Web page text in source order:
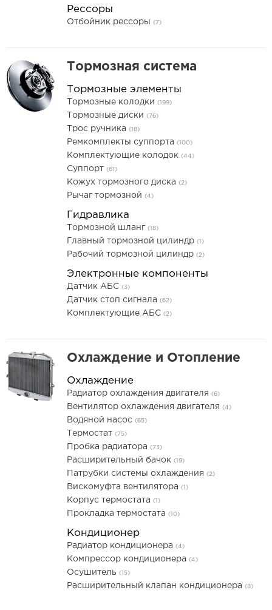
Рессоры
Отбойник рессоры (7)
Тормозная система
Тормозные элементы
Тормозные колодки (199)
Тормозные диски (76)
Трос ручника (18)
Ремкомплекты суппорта (100)
Комплектующие колодок (44)
Суппорт (61)
Кожух тормозного диска (2)
Рычаг тормозной (4)
Гидравлика
Тормозной шланг (18)
Главный тормозной цилиндр (1)
Рабочий тормозной цилиндр (2)
Электронные компоненты
Датчик АБС (3)
Датчик стоп сигнала (62)
Комплектующие АБС (2)
Охлаждение и Отопление
Охлаждение
Радиатор охлаждения двигателя (6)
Вентилятор охлаждения двигателя (4)
Водяной насос (65)
Термостат (75)
Пробка радиатора (73)
Расширительный бачок (19)
Патрубки системы охлаждения (2)
Вискомуфта вентилятора (1)
Корпус термостата (1)
Прокладка термостата (10)
Кондиционер
Радиатор кондиционера (4)
Компрессор кондиционера (4)
Осушитель (15)
Расширительный клапан кондиционера (8)